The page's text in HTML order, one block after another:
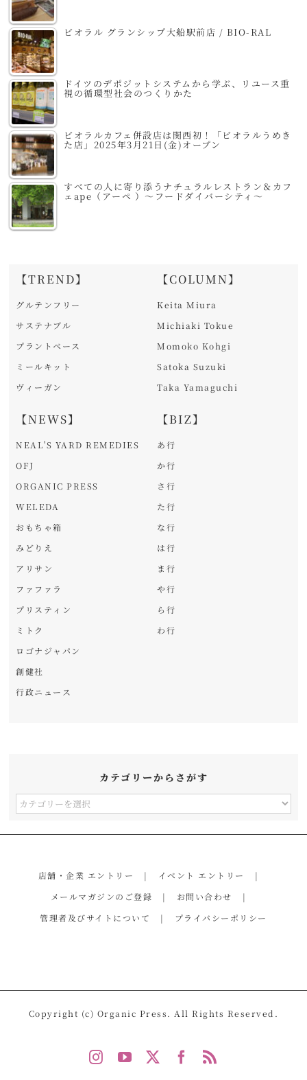
ビオラル グランシップ大船駅前店 / BIO-RAL
ドイツのデポジットシステムから学ぶ、リユース重
視の循環型社会のつくりかた
ビオラルカフェ併設店は関西初！「ビオラルうめき
た店」2025年3月21日(金)オープン
すべての人に寄り添うナチュラルレストラン＆カフ
ェape（アーペ ）～フードダイバーシティ～
【TREND】
グルテンフリー
サステナブル
プラントベース
ミールキット
ヴィーガン
【NEWS】
NEAL'S YARD REMEDIES
OFJ
ORGANIC PRESS
WELEDA
おもちゃ箱
みどりえ
アリサン
ファファラ
プリスティン
ミトク
ロゴナジャパン
創健社
行政ニュース
【COLUMN】
Keita Miura
Michiaki Tokue
Momoko Kohgi
Satoka Suzuki
Taka Yamaguchi
【BIZ】
あ行
か行
さ行
た行
な行
は行
ま行
や行
ら行
わ行
カテゴリーからさがす
カ
す
店舗・企業 エントリー
イベント エントリー
メールマガジンのご登録
お問い合わせ
管理者及びサイトについて
プライバシーポリシー
Copyright (c) Organic Press. All Rights Reserved.
InstagramYouTube Facebook